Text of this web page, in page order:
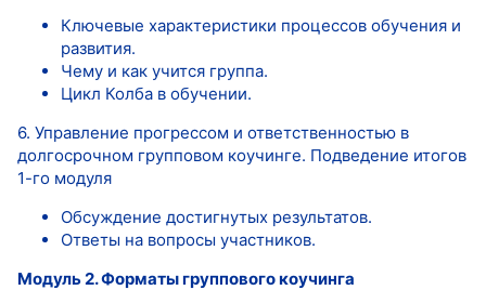
Ключевые характеристики процессов обучения и
развития.
Чему и как учится группа.
Цикл Колба в обучении.
6. Управление прогрессом и ответственностью в
долгосрочном групповом коучинге. Подведение итогов
1-го модуля
Обсуждение достигнутых результатов.
Ответы на вопросы участников.
Модуль 2. Форматы группового коучинга